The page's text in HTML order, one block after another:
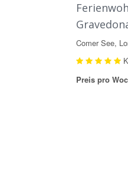
Comer See,
Preis pro